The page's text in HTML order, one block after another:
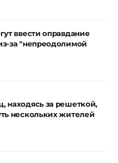
ввести оправдание
за "непреодолимой
находясь за решеткой,
нескольких жителей